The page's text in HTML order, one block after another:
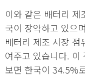
이와 같은 배터리
국이 장악하고 있으
배터리 제조 시장
여주고 있습니다. 이
보면 한국이 34.5%